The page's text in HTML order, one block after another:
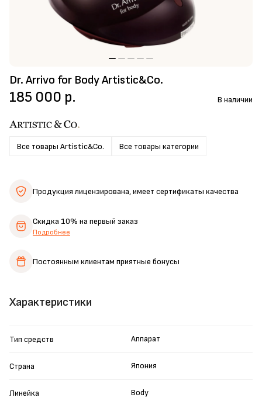
Dr. Arrivo for Body Artistic&Co.
Все товары Artistic&Co. Все товары категории
185 000 р. В наличии
Характеристики
Тип средств Аппарат
Страна Япония
Линейка Body
Продукция лицензирована,имеет сертификаты качества
Скидка 10% на первый заказ
Подробнее
Постоянным клиентам приятные бонусы